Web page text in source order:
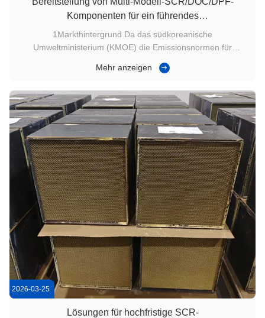
Komponenten für ein führendes
Katalysatorreinigungsunternehmen in Südkorea
1Markthintergrund Da das südkoreanische
Umweltministerium (KMOE) die Emissionsnormen für
die Nachfrage nachNachbehandlung (ATS)Die Wartung ist
Reinigung und Sanierung von Katalysatoren ...
Mehr anzeigen
2026-03-25
Lösungen für hochfristige SCR-